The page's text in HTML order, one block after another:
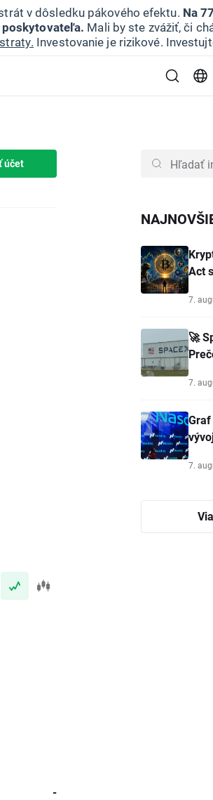
v dôsledku pákového efektu. Na
Mali by ste zvážiť, či
Investovanie je rizikové.
účet
Act
7.
🚀
7.
7.
-